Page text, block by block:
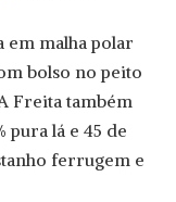
malha polar
bolso no peito
Freita também
pura lá e 45 de
ferrugem e